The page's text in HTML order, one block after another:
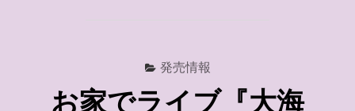
の
塚
発売情報
お家でライブ『大海